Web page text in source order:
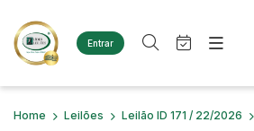
Entrar
Criar conta Entrar
Site
Agenda
Busca por palavra-chave
Home Leilões Leilão ID 171 / 22/2026